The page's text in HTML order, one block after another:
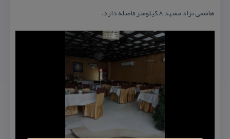
هاشمی نژاد مشهد ۸ كیلومتر فاصله دارد.